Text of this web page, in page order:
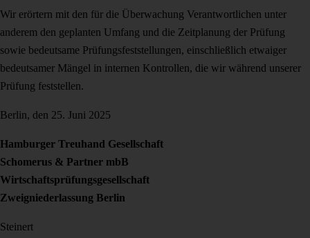
Wir erörtern mit den für die Überwachung Verantwortlichen unter
anderem den geplanten Umfang und die Zeitplanung der Prüfung
sowie bedeutsame Prüfungsfeststellungen, einschließlich etwaiger
bedeutsamer Mängel in internen Kontrollen, die wir während unserer
Prüfung feststellen.
Berlin, den 25. Juni 2025
Hamburger Treuhand Gesellschaft
Schomerus & Partner mbB
Wirtschaftsprüfungsgesellschaft
Zweigniederlassung Berlin
Steinert